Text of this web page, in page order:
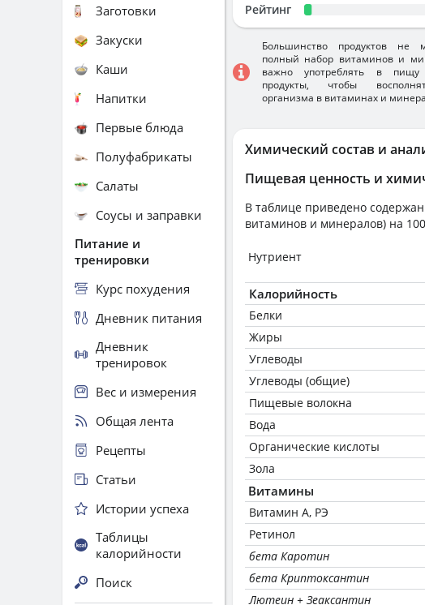
Химический состав и
Пищевая ценность и
В таблице приведено
витаминов и минералов) на
Нутриент
Калорийность
Белки
Жиры
Углеводы
Углеводы (общие)
Пищевые волокна
Вода
Органические кислоты
Зола
Витамины
Витамин А, РЭ
Ретинол
бета Каротин
бета Криптоксантин
Лютеин + Зеаксантин
Рейтинг
Большинство продуктов не
полный набор витаминов и
важно употреблять в пищу
продукты, чтобы
организма в витаминах и
Заготовки
Закуски
Каши
Напитки
Первые блюда
Полуфабрикаты
Салаты
Соусы и заправки
Питание и
тренировки
Курс похудения
Дневник питания
Дневник
тренировок
Вес и измерения
Общая лента
Рецепты
Статьи
Истории успеха
Таблицы
калорийности
Поиск